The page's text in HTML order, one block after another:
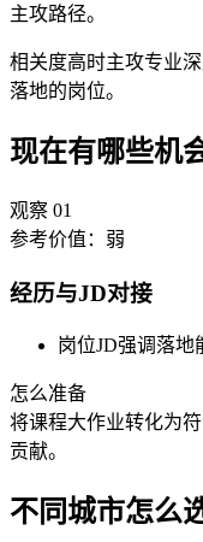
主攻路径。
相关度高时主攻专业
落地的岗位。
现在有哪些机
观察 01
参考价值： 弱
经历与JD对接
岗位JD强调落地
怎么准备
将课程大作业转化为
贡献。
不同城市怎么